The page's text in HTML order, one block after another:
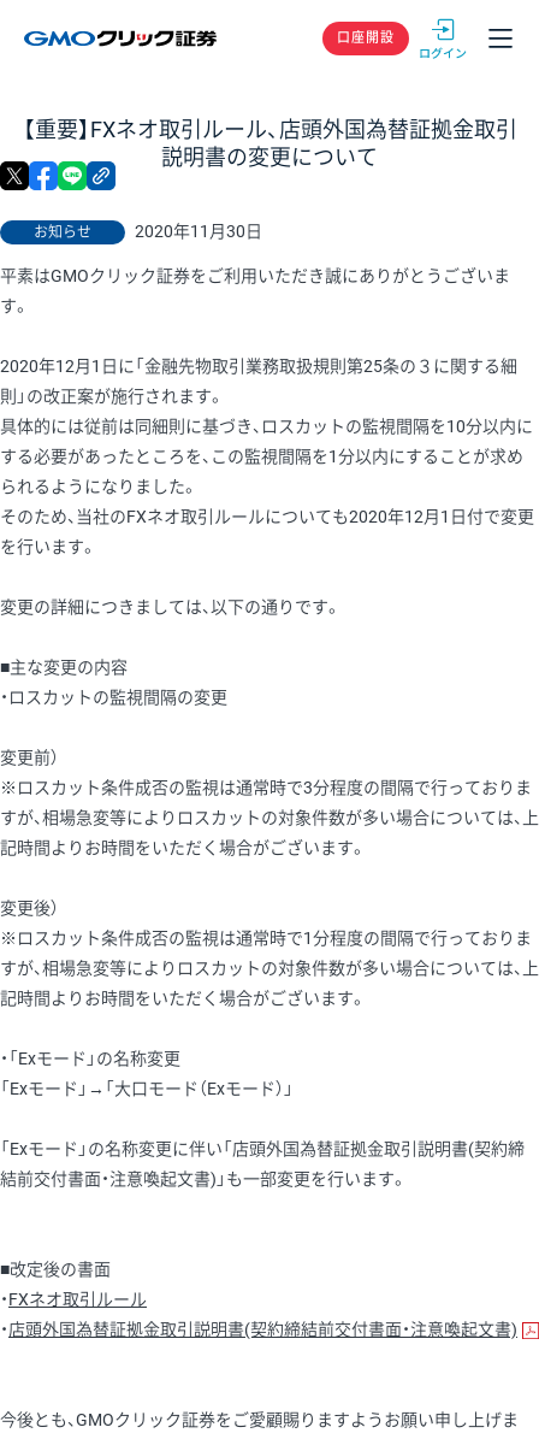
GMOクリック
口座開設
【重要】FXネオ取引ルール、店頭外国為替証拠金取引
説明書の変更について
お知らせ 2020年11月30日
X facebook
平素はGMOクリック証券をご利用いただき誠にありがとうございま
す。
2020年12月1日に「金融先物取引業務取扱規則第25条の３に関する細
則」の改正案が施行されます。
具体的には従前は同細則に基づき、ロスカットの監視間隔を10分以内に
する必要があったところを、この監視間隔を1分以内にすることが求め
られるようになりました。
そのため、当社のFXネオ取引ルールについても2020年12月1日付で変更
を行います。
変更の詳細につきましては、以下の通りです。
■主な変更の内容
・ロスカットの監視間隔の変更
変更前）
※ロスカット条件成否の監視は通常時で3分程度の間隔で行っておりま
すが、相場急変等によりロスカットの対象件数が多い場合については、上
記時間よりお時間をいただく場合がございます。
変更後）
※ロスカット条件成否の監視は通常時で1分程度の間隔で行っておりま
すが、相場急変等によりロスカットの対象件数が多い場合については、上
記時間よりお時間をいただく場合がございます。
・「Exモード」の名称変更
「Exモード」→「大口モード（Exモード）」
「Exモード」の名称変更に伴い「店頭外国為替証拠金取引説明書(契約締
結前交付書面・注意喚起文書)」も一部変更を行います。
■改定後の書面
・FXネオ取引ルール
・店頭外国為替証拠金取引説明書(契約締結前交付書面・注意喚起文書)
今後とも、GMOクリック証券をご愛顧賜りますようお願い申し上げま